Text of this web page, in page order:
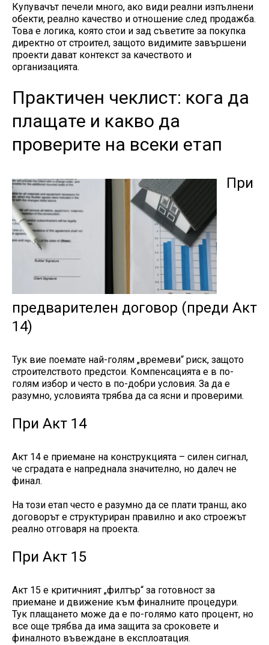
Купувачът печели много, ако види реални изпълнени
обекти, реално качество и отношение след продажба.
Това е логика, която стои и зад съветите за покупка
директно от строител, защото видимите завършени
проекти дават контекст за качеството и
организацията.
Практичен чеклист: кога да
плащате и какво да
проверите на всеки етап
При
предварителен договор (преди Акт
14)
Тук вие поемате най-голям „времеви“ риск, защото
строителството предстои. Компенсацията е в по-
голям избор и често в по-добри условия. За да е
разумно, условията трябва да са ясни и проверими.
При Акт 14
Акт 14 е приемане на конструкцията – силен сигнал,
че сградата е напреднала значително, но далеч не
финал.
На този етап често е разумно да се плати транш, ако
договорът е структуриран правилно и ако строежът
реално отговаря на проекта.
При Акт 15
Акт 15 е критичният „филтър“ за готовност за
приемане и движение към финалните процедури.
Тук плащането може да е по-голямо като процент, но
все още трябва да има защита за сроковете и
финалното въвеждане в експлоатация.